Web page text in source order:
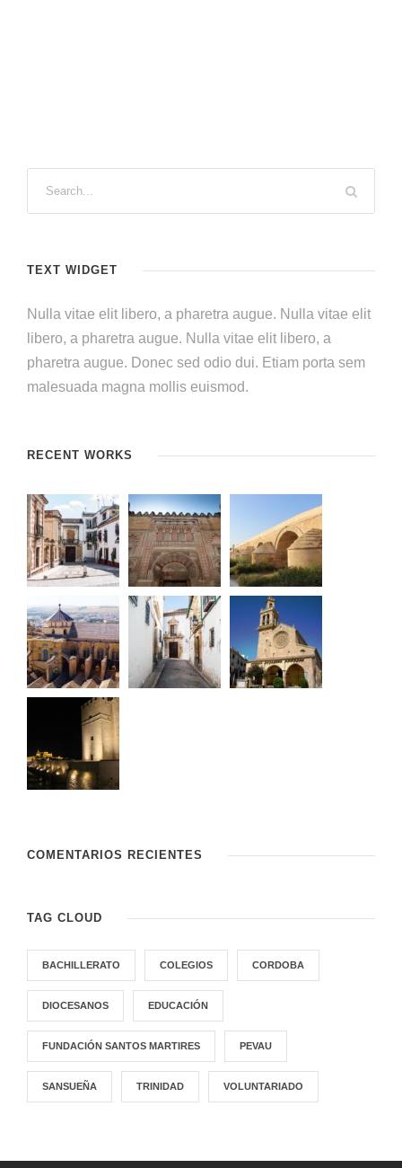
TEXT WIDGET
Nulla vitae elit libero, a pharetra augue. Nulla vitae elit
libero, a pharetra augue. Nulla vitae elit libero, a
pharetra augue. Donec sed odio dui. Etiam porta sem
malesuada magna mollis euismod.
RECENT WORKS
COMENTARIOS RECIENTES
TAG CLOUD
BACHILLERATO COLEGIOS CORDOBA
DIOCESANOS EDUCACIÓN
FUNDACIÓN SANTOS MARTIRES PEVAU
SANSUEÑA TRINIDAD VOLUNTARIADO